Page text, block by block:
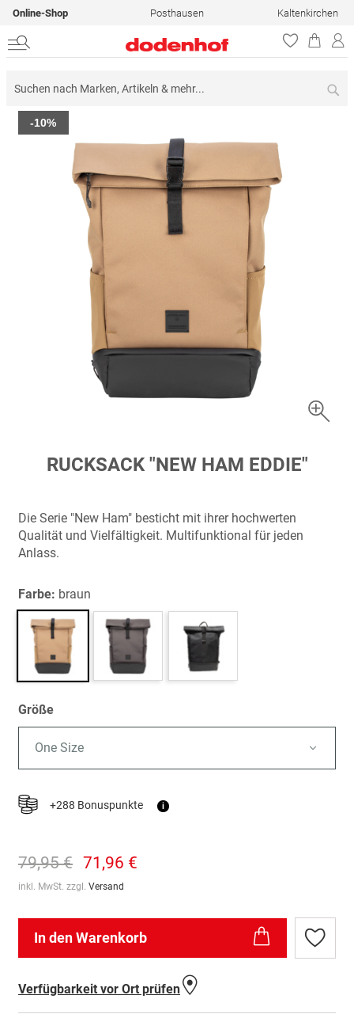
Online-Shop Posthausen Kaltenkirchen
Zum
Ende
Bildergalerie
-10%
Anfang
springen
RUCKSACK "NEW HAM EDDIE"
Die Serie "New Ham" besticht mit ihrer hochwerten
Qualität und Vielfältigkeit. Multifunktional für jeden
Anlass.
Farbe: braun
Größe
One Size
+288 Bonuspunkte i
79,95 € 71,96 €
inkl. MwSt. zzgl. Versand
In den Warenkorb
Zur
Verfügbarkeit vor Ort prüfen